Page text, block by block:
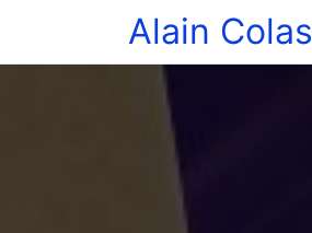
Alain Colas